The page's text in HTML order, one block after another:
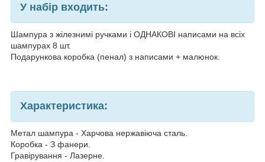
У набір входить:
Шампура з жілезнимі ручками і ОДНАКОВІ написами на всіх
шампурах 8 шт.
Подарункова коробка (пенал) з написами + малюнок.
Характеристика:
Метал шампура - Харчова нержавіюча сталь.
Коробка - З фанери.
Гравірування - Лазерне.